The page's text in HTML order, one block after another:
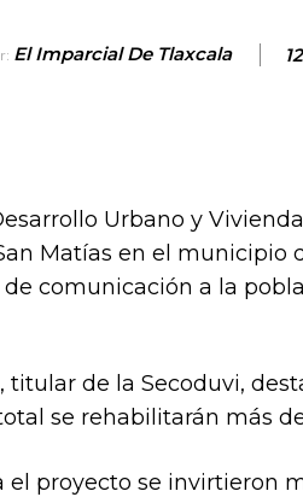
El Imparcial De Tlaxcala
Urbano y
Matías en el municipio
comunicación a la
titular de la Secoduvi,
se rehabilitarán más
proyecto se invirtieron